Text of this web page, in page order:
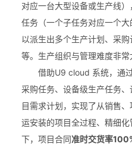
对应一台大型设备或生产线
任务（一个子任务对应一个
以派生出多个生产计划、采
等。生产组织与管理难度非常
借助U9 cloud 系统，通
采购任务、设备级生产任务
目需求计划，实现了从销售
运安装的项目全过程、精细
下，项目合同准时交货率